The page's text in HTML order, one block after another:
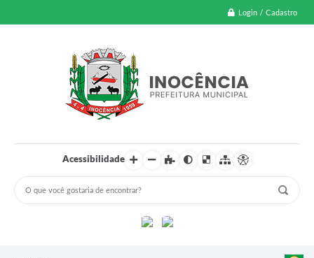
Login / Cadastro
Acessibilidade